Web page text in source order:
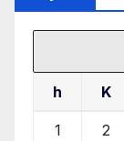
h K
1 2